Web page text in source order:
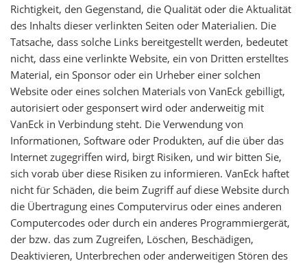
Richtigkeit, den Gegenstand, die Qualität oder die Aktualität
des Inhalts dieser verlinkten Seiten oder Materialien. Die
Tatsache, dass solche Links bereitgestellt werden, bedeutet
nicht, dass eine verlinkte Website, ein von Dritten erstelltes
Material, ein Sponsor oder ein Urheber einer solchen
Website oder eines solchen Materials von VanEck gebilligt,
autorisiert oder gesponsert wird oder anderweitig mit
VanEck in Verbindung steht. Die Verwendung von
Informationen, Software oder Produkten, auf die über das
Internet zugegriffen wird, birgt Risiken, und wir bitten Sie,
sich vorab über diese Risiken zu informieren. VanEck haftet
nicht für Schäden, die beim Zugriff auf diese Website durch
die Übertragung eines Computervirus oder eines anderen
Computercodes oder durch ein anderes Programmiergerät,
der bzw. das zum Zugreifen, Löschen, Beschädigen,
Deaktivieren, Unterbrechen oder anderweitigen Stören des